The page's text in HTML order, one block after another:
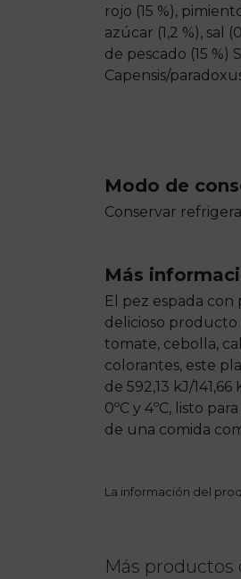
rojo (15 %),
azúcar (1,2 %), sal
de pescado (15
Capensis/
Modo de
Conservar
Más
El pez espada
delicioso producto
tomate, cebolla,
colorantes, este
de 592,13 kJ/
0ºC y 4ºC, listo
de una comida
La información del
Más